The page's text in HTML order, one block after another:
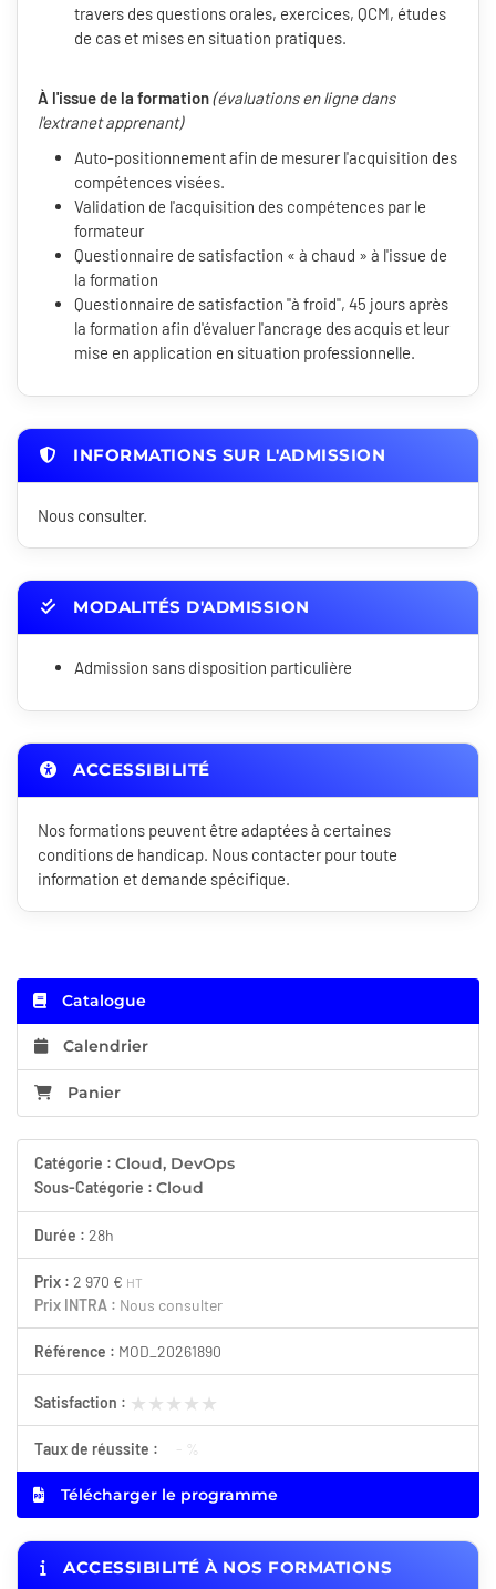
travers des questions orales, exercices, QCM, études
de cas et mises en situation pratiques.
À l'issue de la formation(évaluations en ligne dans
l'extranet apprenant)
Auto-positionnement afin de mesurer l'acquisition des
compétences visées.
Validation de l'acquisition des compétences par le
formateur
Questionnaire de satisfaction « à chaud » à l'issue de
la formation
Questionnaire de satisfaction "à froid", 45 jours après
la formation afin d'évaluer l'ancrage des acquis et leur
mise en application en situation professionnelle.
INFORMATIONS SUR L'ADMISSION
Nous consulter.
MODALITÉS D'ADMISSION
Admission sans disposition particulière
ACCESSIBILITÉ
Nos formations peuvent être adaptées à certaines
conditions de handicap. Nous contacter pour toute
information et demande spécifique.
Catalogue
Calendrier
Panier
Catégorie : Cloud, DevOps
Sous-Catégorie : Cloud
Durée : 28h
Prix : 2 970 € HT
Prix INTRA : Nous consulter
Référence : MOD_20261890
Satisfaction : ★★★★★
★★★★★
Taux de réussite : - %
Télécharger le programme
ACCESSIBILITÉ À NOS FORMATIONS